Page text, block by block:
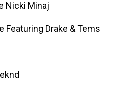
Nicki Minaj
Featuring Drake & Tems